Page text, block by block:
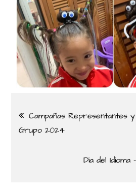
Campañas Representantes
Grupo 2024
Dia del Idioma